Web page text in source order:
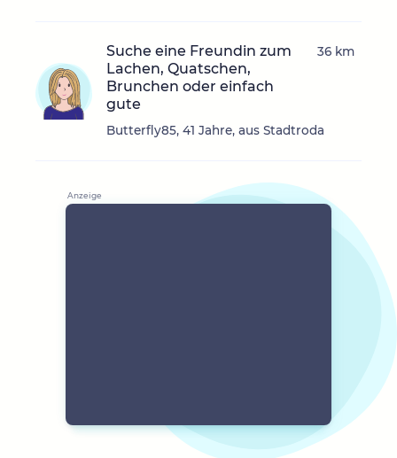
Suche eine Freundin zum
Lachen, Quatschen,
Brunchen oder einfach
gute
Butterfly85, 41 Jahre, aus Stadtroda
36 km